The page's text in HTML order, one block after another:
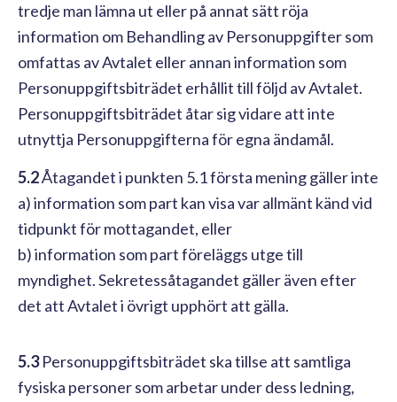
tredje man lämna ut eller på annat sätt röja
information om Behandling av Personuppgifter som
omfattas av Avtalet eller annan information som
Personuppgiftsbiträdet erhållit till följd av Avtalet.
Personuppgiftsbiträdet åtar sig vidare att inte
utnyttja Personuppgifterna för egna ändamål.
5.2Åtagandet i punkten 5.1 första mening gäller inte
a) information som part kan visa var allmänt känd vid
tidpunkt för mottagandet, eller
b) information som part föreläggs utge till
myndighet. Sekretessåtagandet gäller även efter
det att Avtalet i övrigt upphört att gälla.
5.3Personuppgiftsbiträdet ska tillse att samtliga
fysiska personer som arbetar under dess ledning,